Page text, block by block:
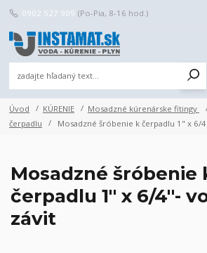
0902 527 909 (Po-Pia, 8-16 hod.)
Úvod KÚRENIE Mosadzné kúrenárske fitingy
čerpadlu
Mosadzné šróbenie k čerpadlu 1" x 6/
Mosadzné šróbenie
čerpadlu 1" x 6/4"-
závit